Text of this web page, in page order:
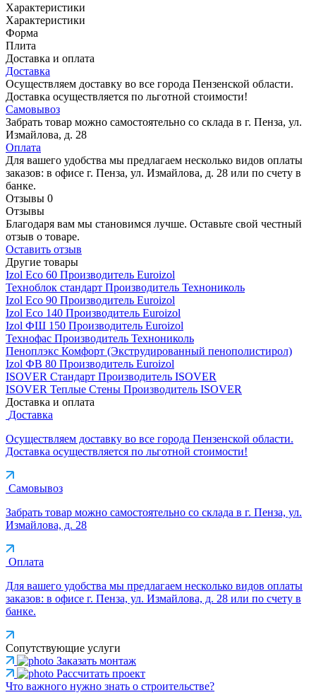
Характеристики
Характеристики
Форма
Плита
Доставка и оплата
Доставка
Осуществляем доставку во все города Пензенской области.
Доставка осуществляется по льготной стоимости!
Самовывоз
Забрать товар можно самостоятельно со склада в г. Пенза, ул.
Измайлова, д. 28
Оплата
Для вашего удобства мы предлагаем несколько видов оплаты
заказов: в офисе г. Пенза, ул. Измайлова, д. 28 или по счету в
банке.
Отзывы 0
Отзывы
Благодаря вам мы становимся лучше. Оставьте свой честный
отзыв о товаре.
Оставить отзыв
Другие товары
Izol Eco 60 Производитель Euroizol
Техноблок стандарт Производитель Технониколь
Izol Eco 90 Производитель Euroizol
Izol Eco 140 Производитель Euroizol
Izol ФШ 150 Производитель Euroizol
Технофас Производитель Технониколь
Пеноплэкс Комфорт (Экструдированный пенополистирол)
Izol ФВ 80 Производитель Euroizol
ISOVER Стандарт Производитель ISOVER
ISOVER Теплые Стены Производитель ISOVER
Доставка и оплата
Доставка
Осуществляем доставку во все города Пензенской области.
Доставка осуществляется по льготной стоимости!
Самовывоз
Забрать товар можно самостоятельно со склада в г. Пенза, ул.
Измайлова, д. 28
Оплата
Для вашего удобства мы предлагаем несколько видов оплаты
заказов: в офисе г. Пенза, ул. Измайлова, д. 28 или по счету в
банке.
Сопутствующие услуги
Заказать монтаж
Рассчитать проект
Что важного нужно знать о строительстве?